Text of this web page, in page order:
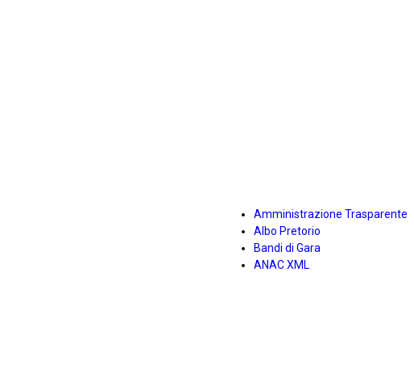
Amministrazione Trasparente
Albo Pretorio
Bandi di Gara
ANAC XML